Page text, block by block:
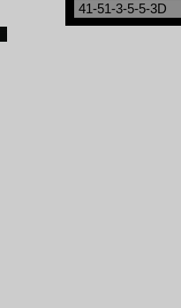
41-51-3-5-5-3D